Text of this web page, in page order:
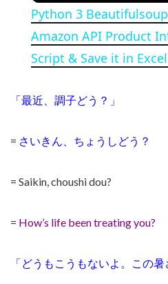
Python 3
Amazon API Product
Script & Save it in
「最近、調子どう？」
= さいきん、ちょうしどう？
= Saikin, choushi dou?
= How’s life been treating you?
「どうもこうもないよ。この